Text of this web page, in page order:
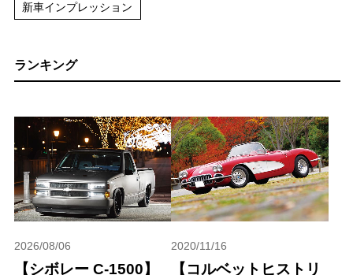
新車インプレッション
ランキング
2026/08/06
【シボレー C-1500】
2020/11/16
【コルベットヒストリ